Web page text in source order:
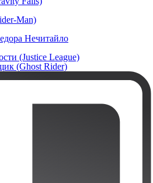
Man)
Нечитайло
(Justice League)
(Ghost Rider)